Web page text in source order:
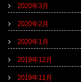
2020年3月
2020年2月
2020年1月
2019年12月
2019年11月